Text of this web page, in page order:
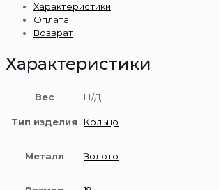
белого
золота
с
выращенными
Характеристики
Оплата
Возврат
Характеристики
Вес Н/Д
Тип изделия Кольцо
Металл Золото